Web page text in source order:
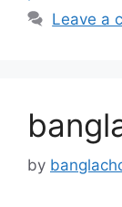
Leave a
by